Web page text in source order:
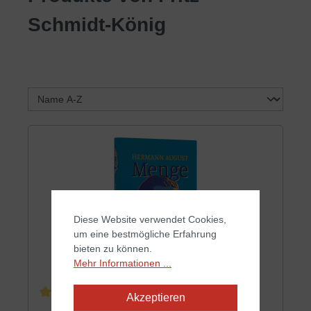
Schmidt-König
Diese Website verwendet Cookies,
um eine bestmögliche Erfahrung
bieten zu können.
Mehr Informationen ...
Akzeptieren